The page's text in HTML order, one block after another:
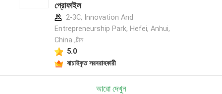
প্রোফাইল
2-3C, Innovation And
Entrepreneurship Park, Hefei, Anhui,
China ,চীন
5.0
যাচাইকৃত সরবরাহকারী
আরো দেখুন